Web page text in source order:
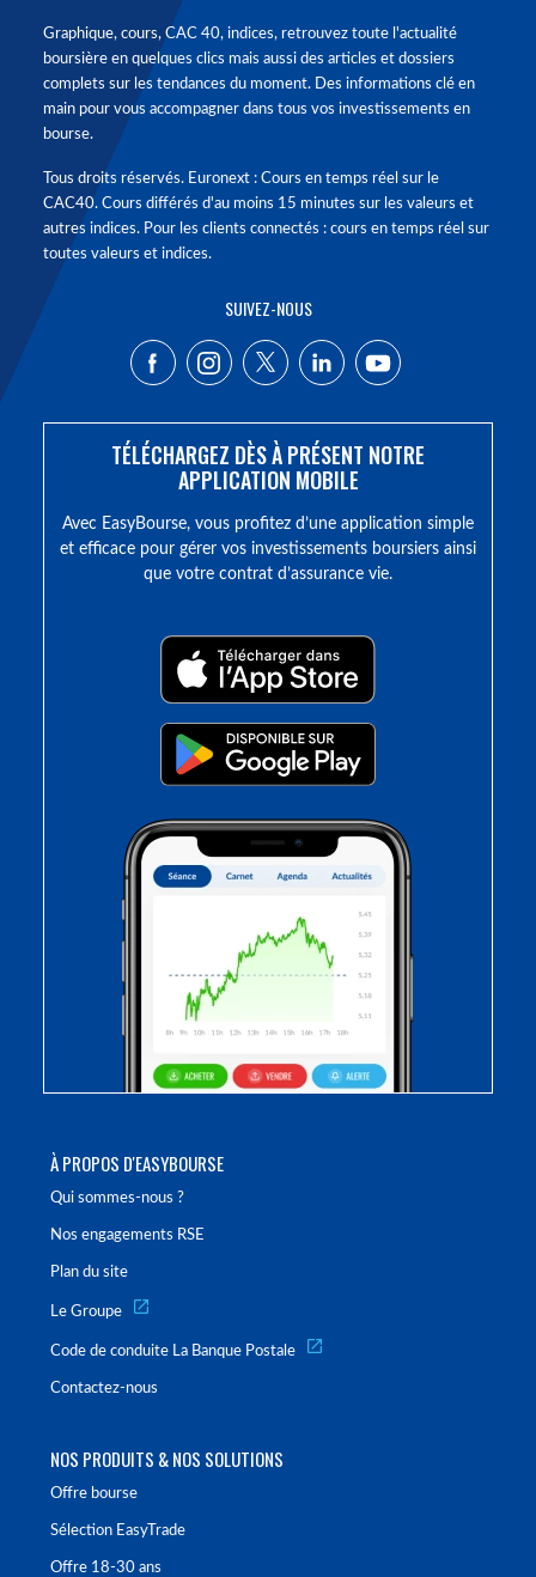
À PROPOS D'EASYBOURSE
Qui sommes-nous ?
Nos engagements RSE
Plan du site
Le Groupe
Code de conduite La Banque Postale
Contactez-nous
NOS PRODUITS & NOS SOLUTIONS
Offre bourse
Sélection EasyTrade
Offre 18-30 ans
Graphique, cours, CAC 40, indices, retrouvez toute l'actualité
boursière en quelques clics mais aussi des articles et dossiers
complets sur les tendances du moment. Des informations clé en
main pour vous accompagner dans tous vos investissements en
bourse.
Tous droits réservés. Euronext : Cours en temps réel sur le
CAC40. Cours différés d'au moins 15 minutes sur les valeurs et
autres indices. Pour les clients connectés : cours en temps réel sur
toutes valeurs et indices.
SUIVEZ-NOUS
TÉLÉCHARGEZ DÈS À PRÉSENT NOTRE
APPLICATION MOBILE
Avec EasyBourse, vous profitez d’une application simple
et efficace pour gérer vos investissements boursiers ainsi
que votre contrat d’assurance vie.